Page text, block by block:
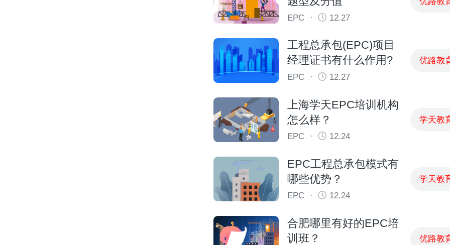
EPC · 12.27
工程总承包(EPC)项目
经理证书有什么作用?
EPC · 12.27
优路教
上海学天EPC培训机构
怎么样？
EPC · 12.24
学天教
EPC工程总承包模式有
哪些优势？
EPC · 12.24
学天教
合肥哪里有好的EPC培
训班？
优路教